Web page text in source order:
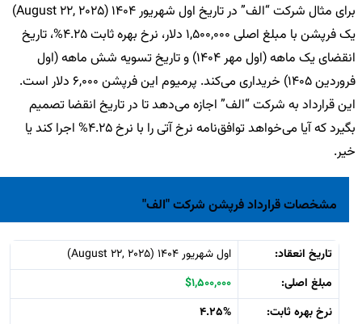
برای مثال شرکت “الف” در تاریخ اول شهریور1404
(August 22, 2025)
یک فرپشن با مبلغ اصلی1,500,000دلار، نرخ بهره ثابت4.25% ، تاریخ
انقضای یک ماهه (اول مهر1404) و تاریخ تسویه شش ماهه (اول
فروردین1405) خریداری می‌کند. پرمیوم این فرپشن6,000دلار است.
این قرارداد به شرکت “الف” اجازه می‌دهد تا در تاریخ انقضا تصمیم
بگیرد که آیا می‌خواهد توافق‌نامه نرخ آتی را با نرخ4.25% اجرا کند یا
خیر.
مشخصات قرارداد فرپشن شرکت "الف"
تاریخ انعقاد:
اول شهریور 1404 (August 22, 2025)
مبلغ اصلی:
$1,500,000
نرخ بهره ثابت:
4.25%